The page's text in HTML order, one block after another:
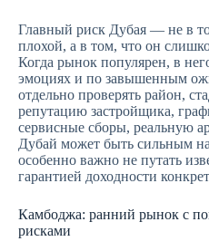
Главный риск Дубая — не в
плохой, а в том, что он
Когда рынок популярен, в
эмоциях и по завышенным
отдельно проверять район,
репутацию застройщика,
сервисные сборы, реальную
Дубай может быть сильным
особенно важно не путать
гарантией доходности
Камбоджа: ранний рынок с
рисками